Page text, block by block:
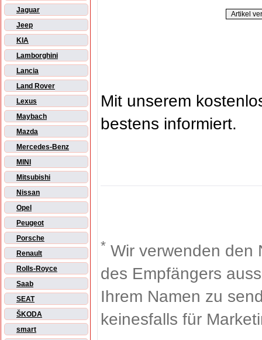
Jaguar
Jeep
KIA
Lamborghini
Lancia
Land Rover
Lexus
Maybach
Mazda
Mercedes-Benz
MINI
Mitsubishi
Nissan
Opel
Peugeot
Porsche
Renault
Rolls-Royce
Saab
SEAT
ŠKODA
smart
Mit unserem
bestens informiert.
* Wir verwenden den
des Empfängers
Ihrem Namen zu
keinesfalls für